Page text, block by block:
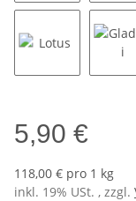
Hickory
5,90 €
118,00 € pro 1 kg
inkl. 19% USt. , zzgl.